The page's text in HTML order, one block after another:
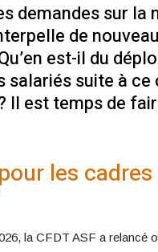
demandes sur la
de
est-il du
salariés suite à
Il est temps de
les cadres
la CFDT ASF a relancé